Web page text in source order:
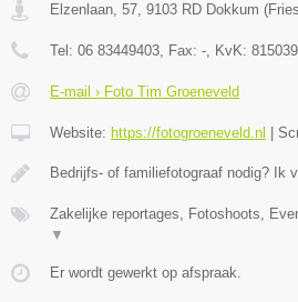
Elzenlaan, 57, 9103 RD Dokkum (
Tel: 06 83449403, Fax: -, KvK:
E-mail › Foto Tim Groeneveld
Website: https://fotogroeneveld.nl
Bedrijfs- of familiefotograaf nodig? Ik
Zakelijke reportages, Fotoshoots,
▼
Er wordt gewerkt op afspraak.